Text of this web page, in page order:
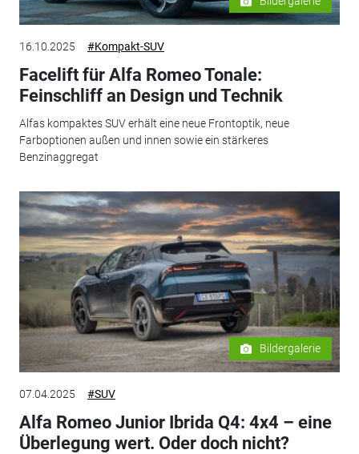
16.10.2025 #Kompakt-SUV
Facelift für Alfa Romeo Tonale:
Feinschliff an Design und Technik
Alfas kompaktes SUV erhält eine neue Frontoptik, neue
Farboptionen außen und innen sowie ein stärkeres
Benzinaggregat
Bildergalerie
07.04.2025 #SUV
Alfa Romeo Junior Ibrida Q4: 4x4 – eine
Überlegung wert. Oder doch nicht?